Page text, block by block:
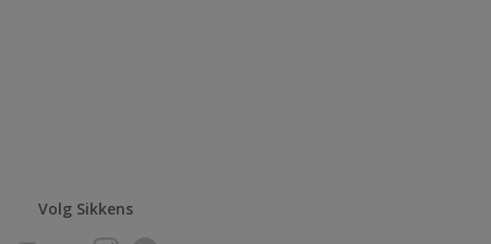
Volg Sikkens